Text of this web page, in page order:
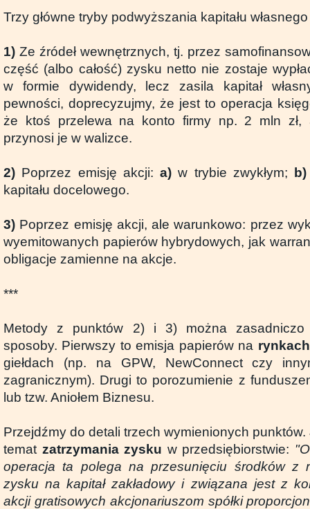
Trzy główne tryby podwyższania kapitału
1) Ze źródeł wewnętrznych, tj. przez
część (albo całość) zysku netto nie zostaje
w formie dywidendy, lecz zasila kapitał
pewności, doprecyzujmy, że jest to operacja
że ktoś przelewa na konto firmy np. 2 mln zł,
przynosi je w walizce.
2) Poprzez emisję akcji:a) w trybie zwykłym; b)
kapitału docelowego.
3) Poprzez emisję akcji, ale warunkowo: przez
wyemitowanych papierów hybrydowych, jak
obligacje zamienne na akcje.
***
Metody z punktów 2) i 3) można
sposoby. Pierwszy to emisja papierów na
giełdach (np. na GPW, NewConnect czy
zagranicznym). Drugi to porozumienie z
lub tzw. Aniołem Biznesu.
Przejdźmy do detali trzech wymienionych punktów.
temat zatrzymania zysku w przedsiębiorstwie:
operacja ta polega na przesunięciu środków z
zysku na kapitał zakładowy i związana jest z
akcji gratisowych akcjonariuszom spółki